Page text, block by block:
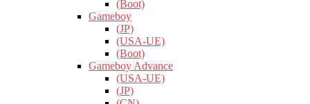
(Boot)
Gameboy
(JP)
(USA-UE)
(Boot)
Gameboy Advance
(USA-UE)
(JP)